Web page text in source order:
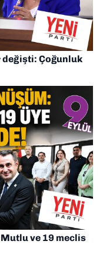
Çoğunluk
ve 19 meclis